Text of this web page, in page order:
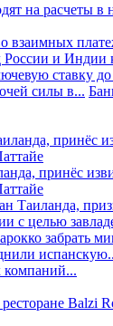
на расчеты в
взаимных
России и Индии
ставку
силы в...
принёс
Таиланда,
с целью
забрать
компаний...